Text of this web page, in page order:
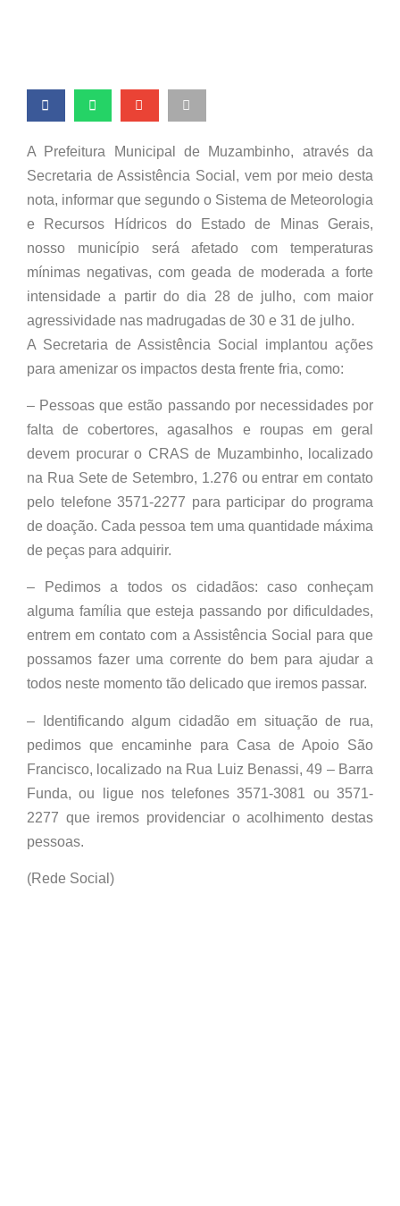
A Prefeitura Municipal de Muzambinho, através da
Secretaria de Assistência Social, vem por meio desta
nota, informar que segundo o Sistema de Meteorologia
e Recursos Hídricos do Estado de Minas Gerais,
nosso município será afetado com temperaturas
mínimas negativas, com geada de moderada a forte
intensidade a partir do dia 28 de julho, com maior
agressividade nas madrugadas de 30 e 31 de julho.
A Secretaria de Assistência Social implantou ações
para amenizar os impactos desta frente fria, como:
– Pessoas que estão passando por necessidades por
falta de cobertores, agasalhos e roupas em geral
devem procurar o CRAS de Muzambinho, localizado
na Rua Sete de Setembro, 1.276 ou entrar em contato
pelo telefone 3571-2277 para participar do programa
de doação. Cada pessoa tem uma quantidade máxima
de peças para adquirir.
– Pedimos a todos os cidadãos: caso conheçam
alguma família que esteja passando por dificuldades,
entrem em contato com a Assistência Social para que
possamos fazer uma corrente do bem para ajudar a
todos neste momento tão delicado que iremos passar.
– Identificando algum cidadão em situação de rua,
pedimos que encaminhe para Casa de Apoio São
Francisco, localizado na Rua Luiz Benassi, 49 – Barra
Funda, ou ligue nos telefones 3571-3081 ou 3571-
2277 que iremos providenciar o acolhimento destas
pessoas.
(Rede Social)